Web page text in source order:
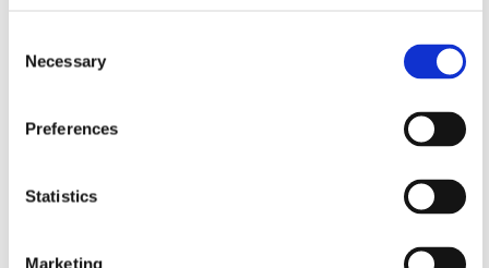
Selection
Necessary
Preferences
Statistics
Marketing